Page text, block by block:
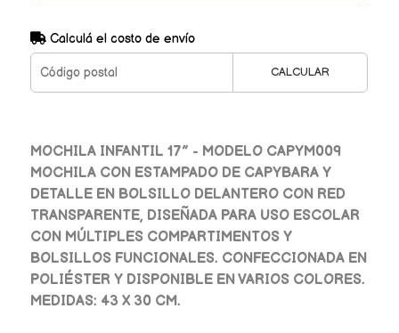
Calculá el costo de envío
CALCULAR
MOCHILA INFANTIL 17” - MODELO CAPYM009
MOCHILA CON ESTAMPADO DE CAPYBARA Y
DETALLE EN BOLSILLO DELANTERO CON RED
TRANSPARENTE, DISEÑADA PARA USO ESCOLAR
CON MÚLTIPLES COMPARTIMENTOS Y
BOLSILLOS FUNCIONALES. CONFECCIONADA EN
POLIÉSTER Y DISPONIBLE EN VARIOS COLORES.
MEDIDAS: 43 X 30 CM.